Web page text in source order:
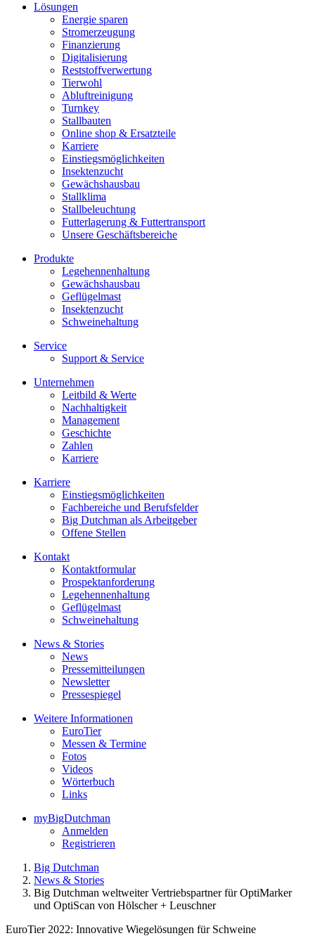
Lösungen
Energie sparen
Stromerzeugung
Finanzierung
Digitalisierung
Reststoffverwertung
Tierwohl
Abluftreinigung
Turnkey
Stallbauten
Online shop & Ersatzteile
Karriere
Einstiegsmöglichkeiten
Insektenzucht
Gewächshausbau
Stallklima
Stallbeleuchtung
Futterlagerung & Futtertransport
Unsere Geschäftsbereiche
Produkte
Legehennenhaltung
Gewächshausbau
Geflügelmast
Insektenzucht
Schweinehaltung
Service
Support & Service
Unternehmen
Leitbild & Werte
Nachhaltigkeit
Management
Geschichte
Zahlen
Karriere
Karriere
Einstiegsmöglichkeiten
Fachbereiche und Berufsfelder
Big Dutchman als Arbeitgeber
Offene Stellen
Kontakt
Kontaktformular
Prospektanforderung
Legehennenhaltung
Geflügelmast
Schweinehaltung
News & Stories
News
Pressemitteilungen
Newsletter
Pressespiegel
Weitere Informationen
EuroTier
Messen & Termine
Fotos
Videos
Wörterbuch
Links
myBigDutchman
Anmelden
Registrieren
Big Dutchman
News & Stories
Big Dutchman weltweiter Vertriebspartner für OptiMarker
und OptiScan von Hölscher + Leuschner
EuroTier 2022: Innovative Wiegelösungen für Schweine